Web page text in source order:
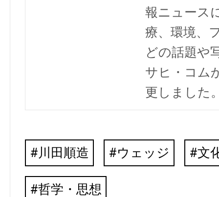
報ニュース
療、環境、
どの話題や
サヒ・コム
更しました
川田順造 ウェッジ 文
哲学・思想